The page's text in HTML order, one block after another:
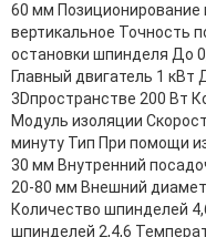
60 мм Позиционирование
вертикальное Точность
остановки шпинделя До
Главный двигатель 1 кВт
3Dпространстве 200 Вт
Модуль изоляции
минуту Тип При помощи
30 мм Внутренний
20-80 мм Внешний
Количество шпинделей
шпинделей 2,4,6